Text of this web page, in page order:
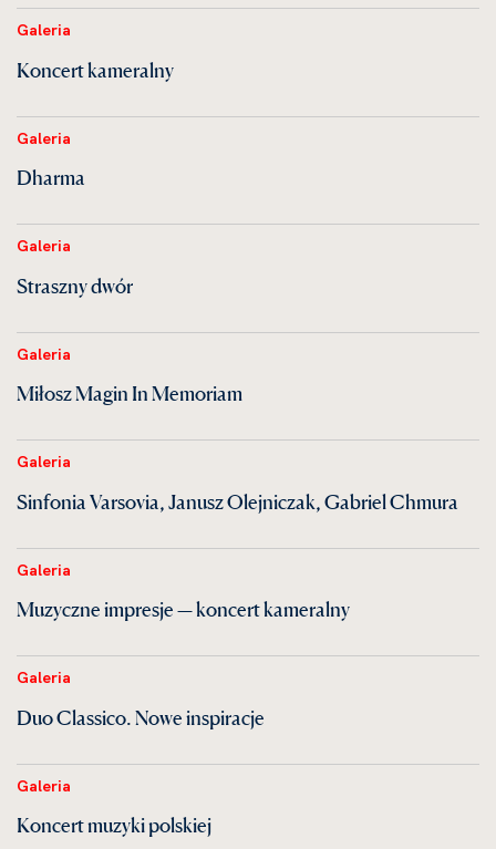
Galeria
Koncert kameralny
Galeria
Dharma
Galeria
Straszny dwór
Galeria
Miłosz Magin In Memoriam
Galeria
Sinfonia Varsovia, Janusz Olejniczak, Gabriel Chmura
Galeria
Muzyczne impresje — koncert kameralny
Galeria
Duo Classico. Nowe inspiracje
Galeria
Koncert muzyki polskiej